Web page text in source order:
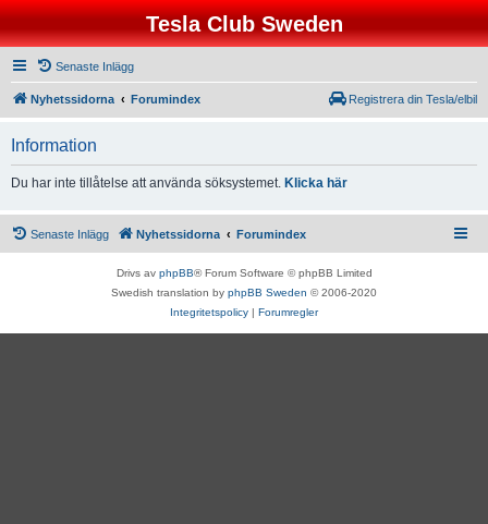
Tesla Club Sweden
Senaste Inlägg
Nyhetssidorna Forumindex Registrera din Tesla/elbil
Information
Du har inte tillåtelse att använda söksystemet. Klicka här
Senaste Inlägg Nyhetssidorna Forumindex
Drivs av phpBB® Forum Software © phpBB Limited
Swedish translation by phpBB Sweden © 2006-2020
Integritetspolicy | Forumregler